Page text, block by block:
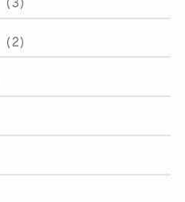
(3)
(2)